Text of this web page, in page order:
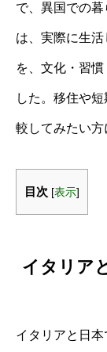
で、異国での
は、実際に生
を、文化・習
した。移住や
較してみたい方
目次 [表示]
イタリア
イタリアと日